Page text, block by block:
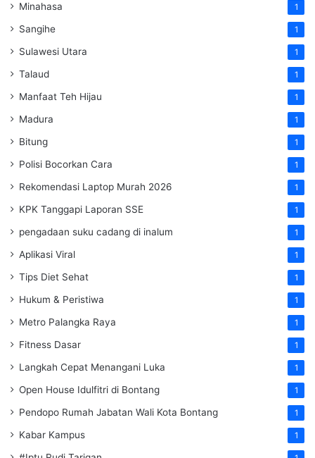
Minahasa 1
Sangihe 1
Sulawesi Utara 1
Talaud 1
Manfaat Teh Hijau 1
Madura 1
Bitung 1
Polisi Bocorkan Cara 1
Rekomendasi Laptop Murah 2026 1
KPK Tanggapi Laporan SSE 1
pengadaan suku cadang di inalum 1
Aplikasi Viral 1
Tips Diet Sehat 1
Hukum & Peristiwa 1
Metro Palangka Raya 1
Fitness Dasar 1
Langkah Cepat Menangani Luka 1
Open House Idulfitri di Bontang 1
Pendopo Rumah Jabatan Wali Kota Bontang 1
Kabar Kampus 1